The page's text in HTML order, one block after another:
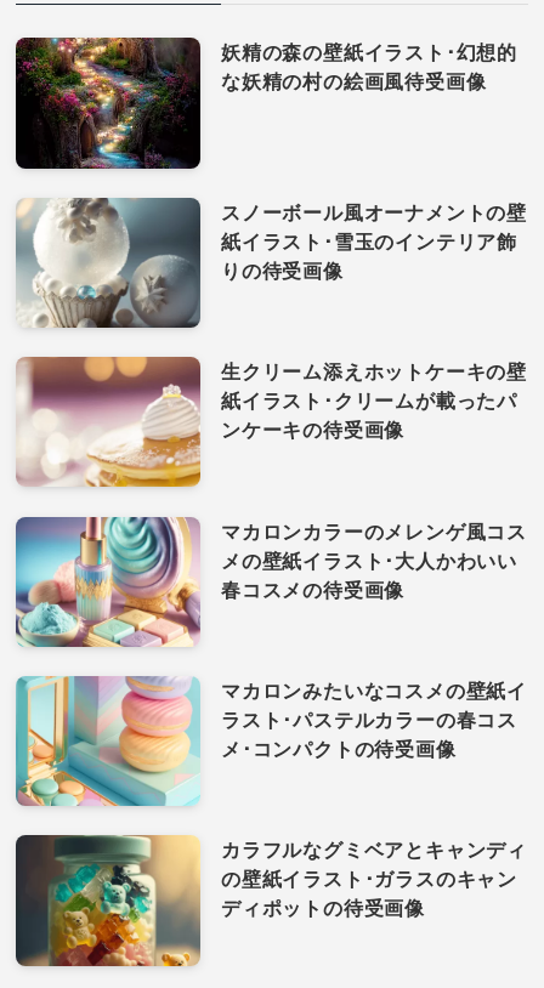
妖精の森の壁紙イラスト･幻想的
な妖精の村の絵画風待受画像
スノーボール風オーナメントの壁
紙イラスト･雪玉のインテリア飾
りの待受画像
生クリーム添えホットケーキの壁
紙イラスト･クリームが載ったパ
ンケーキの待受画像
マカロンカラーのメレンゲ風コス
メの壁紙イラスト･大人かわいい
春コスメの待受画像
マカロンみたいなコスメの壁紙イ
ラスト･パステルカラーの春コス
メ･コンパクトの待受画像
カラフルなグミベアとキャンディ
の壁紙イラスト･ガラスのキャン
ディポットの待受画像